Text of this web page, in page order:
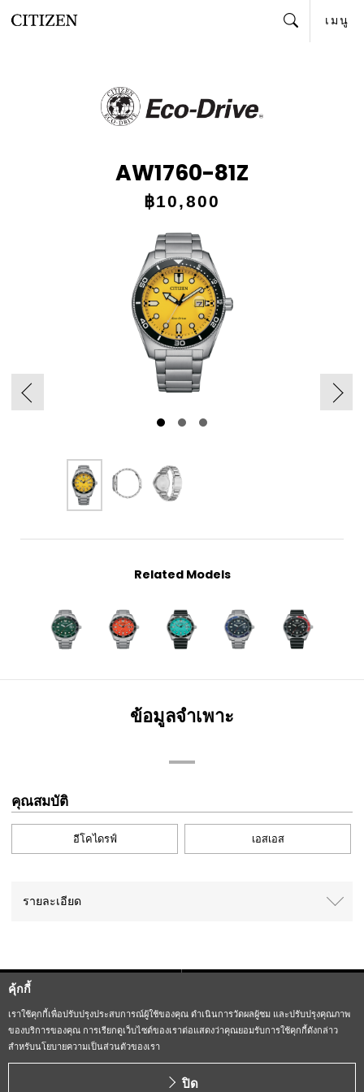
คุ้กกี้
เราใช้คุกกี้เพื่อปรับปรุงประสบการณ์ผู้ใช้ของคุณ ดำเนินการวัดผลผู้ชม และปรับปรุงคุณภาพ
ของบริการของคุณ การเรียกดูเว็บไซต์ของเราต่อแสดงว่าคุณยอมรับการใช้คุกกี้ดังกล่าว
สำหรับนโยบายความเป็นส่วนตัวของเรา
ปิด
เมนู
AW1760-81Z
฿10,800
Related Models
ข้อมูลจำเพาะ
คุณสมบัติ
อีโคไดรฟ์ เอสเอส
รายละเอียด
CITIZEN (H.K.) Privacy Policy
Copyright CITIZEN WATCH CO., LTD
ALL RIGHTS RESERVED.